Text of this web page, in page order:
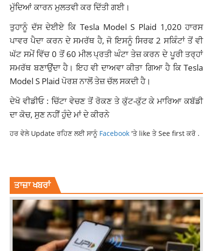
ਮੁੱਦਿਆਂ ਕਾਰਨ ਮੁਲਤਵੀ ਕਰ ਦਿੱਤੀ ਗਈ।
ਤੁਹਾਨੂੰ ਦੱਸ ਦੇਈਏ ਕਿ Tesla Model S Plaid 1,020 ਹਾਰਸ
ਪਾਵਰ ਪੈਦਾ ਕਰਨ ਦੇ ਸਮਰੱਥ ਹੈ, ਜੋ ਇਸਨੂੰ ਸਿਰਫ 2 ਸਕਿੰਟਾਂ ਤੋਂ ਵੀ
ਘੱਟ ਸਮੇਂ ਵਿੱਚ 0 ਤੋਂ 60 ਮੀਲ ਪ੍ਰਤੀ ਘੰਟਾ ਤੇਜ਼ ਕਰਨ ਦੇ ਪੂਰੀ ਤਰ੍ਹਾਂ
ਸਮਰੱਥ ਬਣਾਉਂਦਾ ਹੈ। ਇਹ ਵੀ ਦਾਅਵਾ ਕੀਤਾ ਗਿਆ ਹੈ ਕਿ Tesla
Model S Plaid ਪੋਰਸ਼ ਨਾਲੋਂ ਤੇਜ਼ ਚੱਲ ਸਕਦੀ ਹੈ।
ਦੇਖੋ ਵੀਡੀਓ : ਚਿੱਟਾ ਵੇਚਣ ਤੋਂ ਰੋਕਣ ਤੇ ਕੁੱਟ-ਕੁੱਟ ਕੇ ਮਾਰਿਆ ਕਬੱਡੀ
ਦਾ ਕੋਚ, ਸੁਣ ਨਹੀਂ ਹੁੰਦੇ ਮਾਂ ਦੇ ਕੀਰਨੇ
ਹਰ ਵੇਲੇ Update ਰਹਿਣ ਲਈ ਸਾਨੂੰ Facebook 'ਤੇ like ਤੇ See first ਕਰੋ .
ਤਾਜ਼ਾ ਖਬਰਾਂ